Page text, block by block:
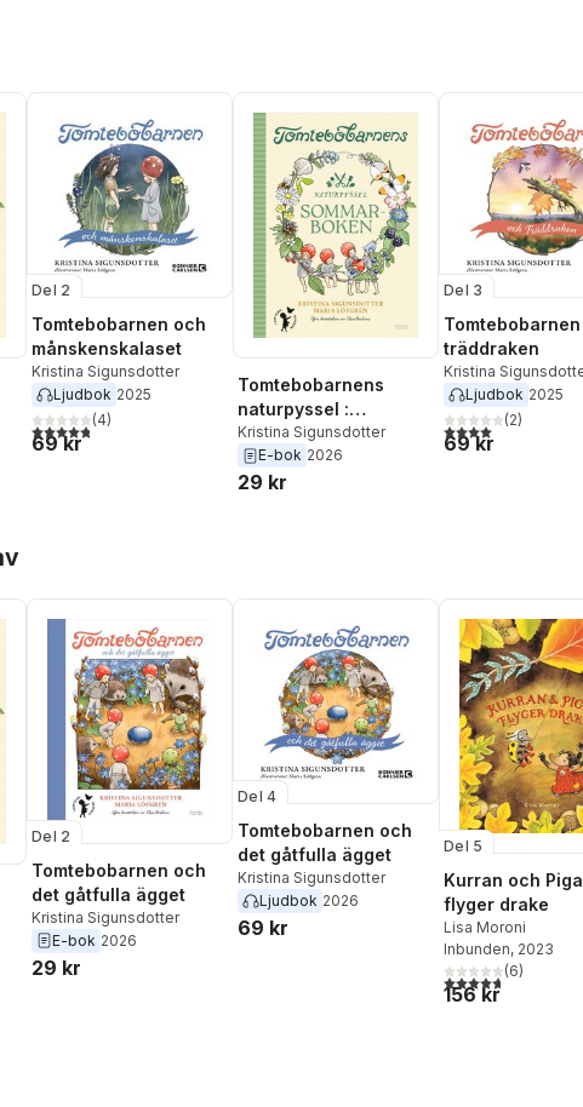
röster:
Del 2
Tomtebobarnen och
månskenskalaset
Kristina Sigunsdotter
Ljudbok 2025
4,8utav 5 stjärnor. Totalt antal röster:
(4)
69 kr
Tomtebobarnens
naturpyssel :
sommarboken
Kristina Sigunsdotter
E-bok 2026
29 kr
Del 3
träddraken
Kristina
Ljudbok 2025
4,0utav 5 stjärnor.
(2)
69 kr
röster:
Del 2
Tomtebobarnen och
det gåtfulla ägget
Kristina Sigunsdotter
E-bok 2026
29 kr
Del 4
Tomtebobarnen och
det gåtfulla ägget
Kristina Sigunsdotter
Ljudbok 2026
69 kr
Del 5
Kurran och
flyger drake
Lisa Moroni
Inbunden, 2023
4,7utav 5 stjärnor.
(6)
156 kr